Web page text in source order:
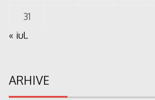
31
« iul.
ARHIVE